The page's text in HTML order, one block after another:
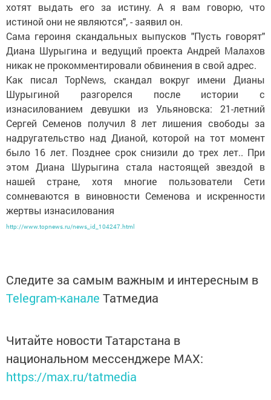
хотят выдать его за истину. А я вам говорю, что
истиной они не являются", - заявил он.
Сама героиня скандальных выпусков "Пусть говорят"
Диана Шурыгина и ведущий проекта Андрей Малахов
никак не прокомментировали обвинения в свой адрес.
Как писал TopNews, скандал вокруг имени Дианы
Шурыгиной разгорелся после истории с
изнасилованием девушки из Ульяновска: 21-летний
Сергей Семенов получил 8 лет лишения свободы за
надругательство над Дианой, которой на тот момент
было 16 лет. Позднее срок снизили до трех лет.. При
этом Диана Шурыгина стала настоящей звездой в
нашей стране, хотя многие пользователи Сети
сомневаются в виновности Семенова и искренности
жертвы изнасилования
http://www.topnews.ru/news_id_104247.html
Следите за самым важным и интересным в
Telegram-канале Татмедиа
Читайте новости Татарстана в
национальном мессенджере MАХ:
https://max.ru/tatmedia